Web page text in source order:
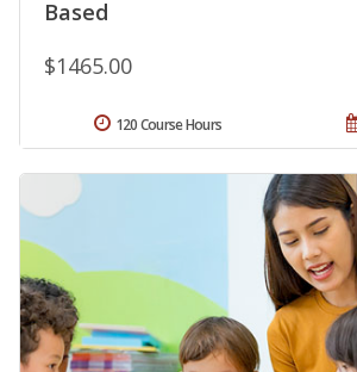
Based
$1465.00
120 Course Hours